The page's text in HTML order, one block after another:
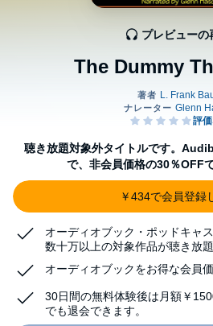
The Dummy
プレビューの
聴き放題対象外タイトルです。
で、非会員価格の30％OFF
￥434で会員登録
オーディオブック・ポッドキャ
数十万以上の対象作品が聴き放題
オーディオブックをお得な会員
30日間の無料体験後は月額￥
でも退会できます。